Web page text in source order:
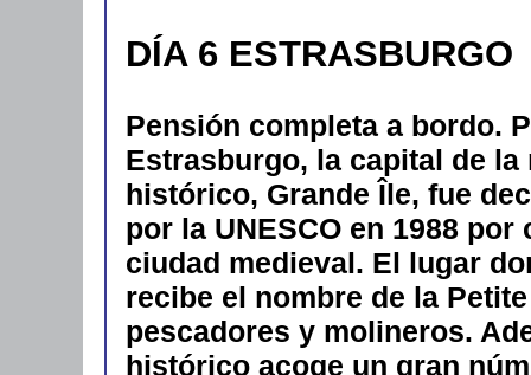
DÍA 6 ESTRASBURGO
Pensión completa a bordo.
Estrasburgo, la capital de
histórico, Grande Île, fue
por la UNESCO en 1988
ciudad medieval. El lugar
recibe el nombre de la
pescadores y molineros.
histórico acoge un gran